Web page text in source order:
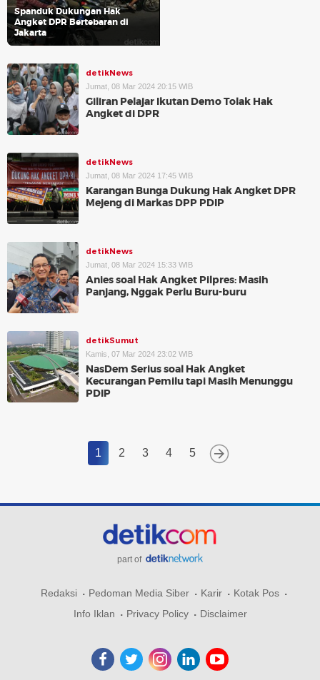
Spanduk Dukungan Hak
Angket DPR Bertebaran di
Jakarta
detikNews
Jumat, 08 Mar 2024 20:15 WIB
Giliran Pelajar Ikutan Demo Tolak Hak
Angket di DPR
detikNews
Jumat, 08 Mar 2024 17:45 WIB
Karangan Bunga Dukung Hak Angket DPR
Mejeng di Markas DPP PDIP
detikNews
Jumat, 08 Mar 2024 15:33 WIB
Anies soal Hak Angket Pilpres: Masih
Panjang, Nggak Perlu Buru-buru
detikSumut
Kamis, 07 Mar 2024 23:02 WIB
NasDem Serius soal Hak Angket
Kecurangan Pemilu tapi Masih Menunggu
PDIP
1 2 3 4 5
part of
Redaksi Pedoman Media Siber Karir
Kotak Pos
Info Iklan
Privacy Policy Disclaimer